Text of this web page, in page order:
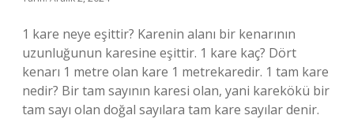
1 kare neye eşittir? Karenin alanı bir kenarının
uzunluğunun karesine eşittir. 1 kare kaç? Dört
kenarı 1 metre olan kare 1 metrekaredir. 1 tam kare
nedir? Bir tam sayının karesi olan, yani karekökü bir
tam sayı olan doğal sayılara tam kare sayılar denir.